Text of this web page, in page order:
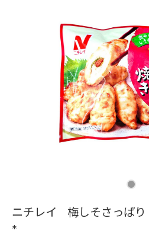
ニチレイ 梅しそさっぱ
*